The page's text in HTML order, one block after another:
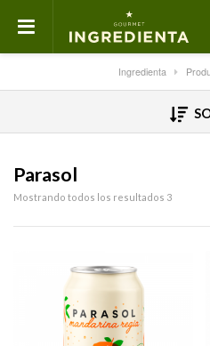
Ingredienta
Parasol
Mostrando todos los resultados 3